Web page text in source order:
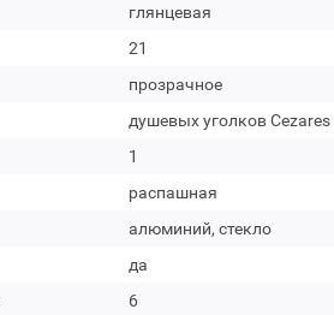
глянцевая
21
прозрачное
душевых уголков
1
распашная
алюминий, стекло
да
6